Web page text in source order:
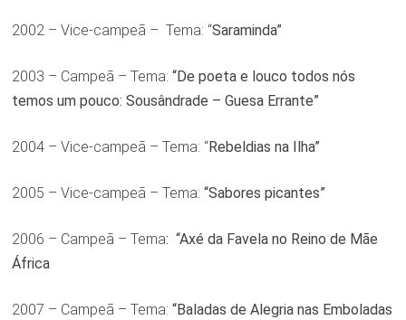
2002 – Vice-campeã – Tema: “Saraminda”
2003 – Campeã – Tema: “De poeta e louco todos nós
temos um pouco: Sousândrade – Guesa Errante”
2004 – Vice-campeã – Tema: “Rebeldias na Ilha”
2005 – Vice-campeã – Tema: “Sabores picantes”
2006 – Campeã – Tema: “Axé da Favela no Reino de Mãe
África
2007 – Campeã – Tema: “Baladas de Alegria nas Emboladas